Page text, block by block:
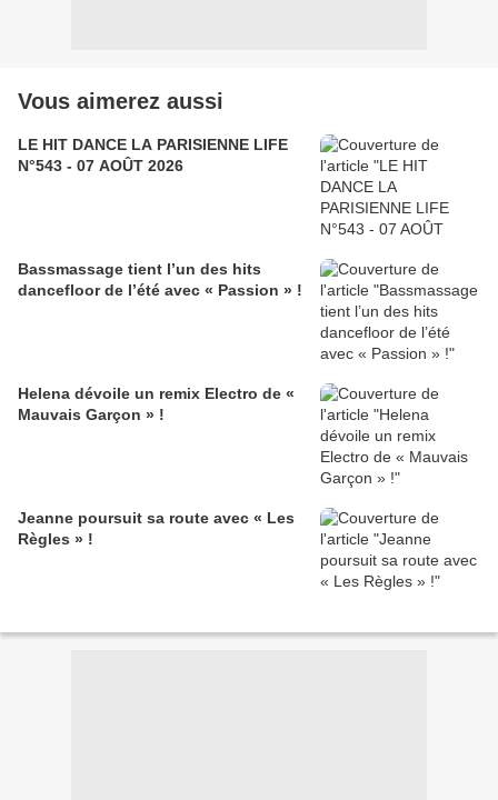
Vous aimerez aussi
LE HIT DANCE LA PARISIENNE LIFE
N°543 - 07 AOÛT 2026
Bassmassage tient l’un des hits
dancefloor de l’été avec « Passion » !
Helena dévoile un remix Electro de «
Mauvais Garçon » !
Jeanne poursuit sa route avec « Les
Règles » !